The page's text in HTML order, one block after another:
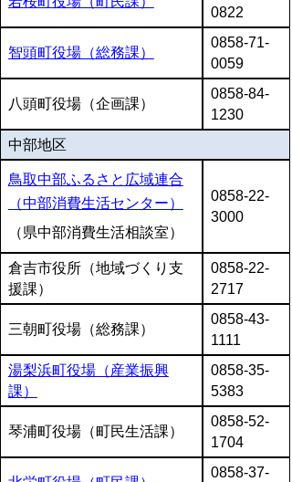
0822
智頭町役場（総務課）
0858-71-
0059
八頭町役場（企画課）
0858-84-
1230
中部地区
鳥取中部ふるさと広域連合
（中部消費生活センター）
（県中部消費生活相談室）
0858-22-
3000
倉吉市役所（地域づくり支
援課）
0858-22-
2717
三朝町役場（総務課）
0858-43-
1111
湯梨浜町役場（産業振興
課）
0858-35-
5383
琴浦町役場（町民生活課）
0858-52-
1704
0858-37-